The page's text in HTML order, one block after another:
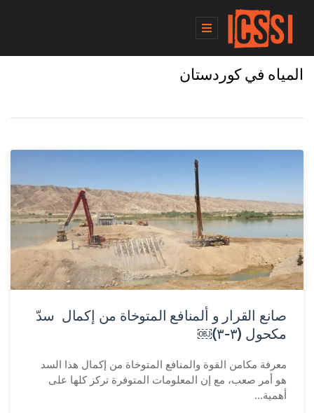
المياه في كوردستان
صانع القرار و ألمنافع المتوخاة من إكمال سدّ
مكحول (٣-٣)￼
معرفة مكامن القوة والمنافع المتوخاة من إكمال هذا السد
هو أمر صعب، مع إن المعلومات المتوفرة تركز كلها على
أهمية...